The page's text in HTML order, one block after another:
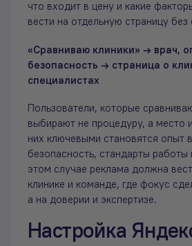
что входит в цену и какие
вести на отдельную страницу
«Сравниваю клиники» → врач,
безопасность → страница о
специалистах
Пользователи, которые
выбирают не процедуру, а место
них ключевыми становятся опыт
безопасность, стандарты работы
этом случае реклама должна
клинике и команде, где фокус
а на доверии и экспертизе.
Настройка